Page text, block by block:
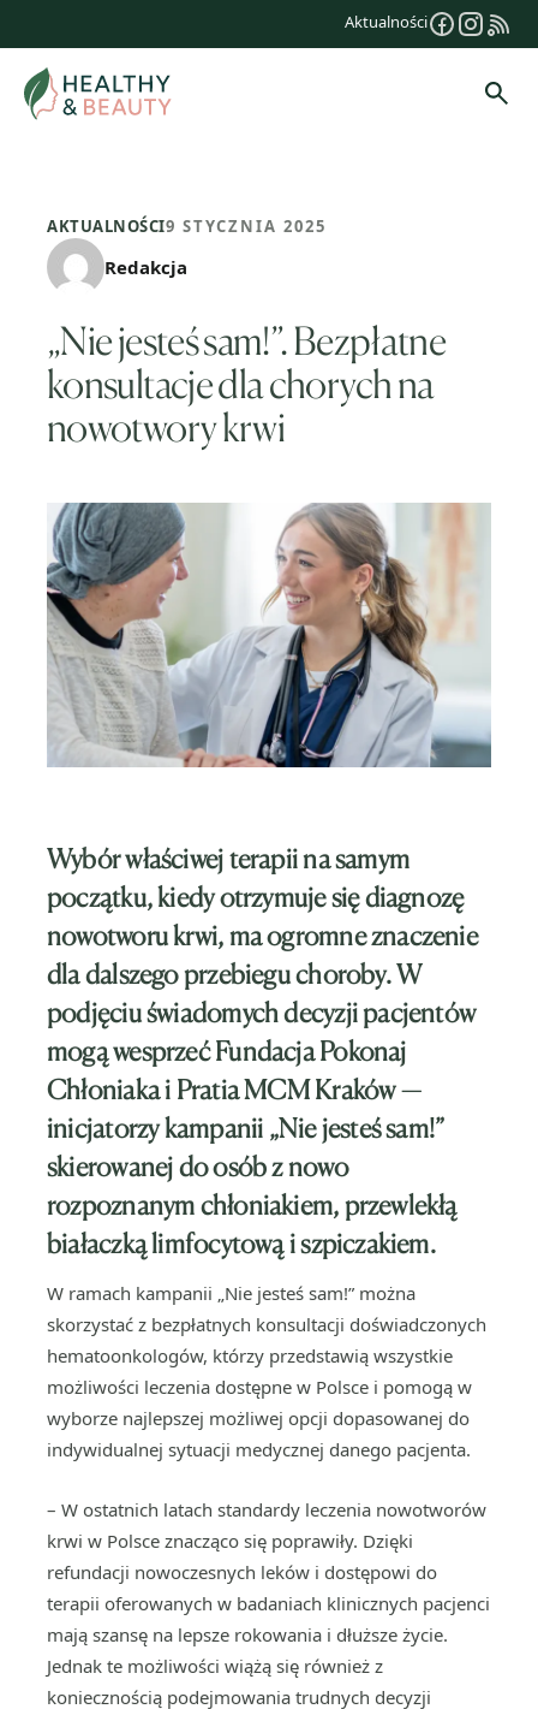
treści
Aktualności
AKTUALNOŚCI9 STYCZNIA 2025
Redakcja
„Nie jesteś sam!”. Bezpłatne
konsultacje dla chorych na
nowotwory krwi
Wybór właściwej terapii na samym
początku, kiedy otrzymuje się diagnozę
nowotworu krwi, ma ogromne znaczenie
dla dalszego przebiegu choroby. W
podjęciu świadomych decyzji pacjentów
mogą wesprzeć Fundacja Pokonaj
Chłoniaka i Pratia MCM Kraków —
inicjatorzy kampanii „Nie jesteś sam!”
skierowanej do osób z nowo
rozpoznanym chłoniakiem, przewlekłą
białaczką limfocytową i szpiczakiem.
W ramach kampanii „Nie jesteś sam!” można
skorzystać z bezpłatnych konsultacji doświadczonych
hematoonkologów, którzy przedstawią wszystkie
możliwości leczenia dostępne w Polsce i pomogą w
wyborze najlepszej możliwej opcji dopasowanej do
indywidualnej sytuacji medycznej danego pacjenta.
– W ostatnich latach standardy leczenia nowotworów
krwi w Polsce znacząco się poprawiły. Dzięki
refundacji nowoczesnych leków i dostępowi do
terapii oferowanych w badaniach klinicznych pacjenci
mają szansę na lepsze rokowania i dłuższe życie.
Jednak te możliwości wiążą się również z
koniecznością podejmowania trudnych decyzji